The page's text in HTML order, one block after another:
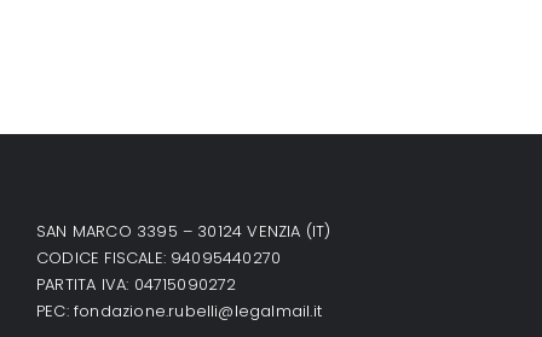
SAN MARCO 3395 – 30124 VENZIA (IT)
CODICE FISCALE: 94095440270
PARTITA IVA: 04715090272
PEC: fondazione.rubelli@legalmail.it